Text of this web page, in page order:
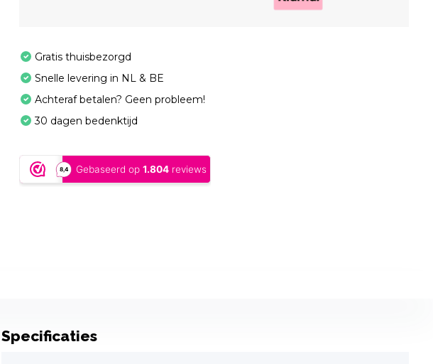
Gratis thuisbezorgd
Snelle levering in NL & BE
Achteraf betalen? Geen probleem!
30 dagen bedenktijd
Specificaties